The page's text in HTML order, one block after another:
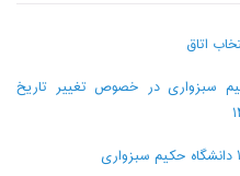
اتاق
سبزواری در خصوص تغییر تاریخ